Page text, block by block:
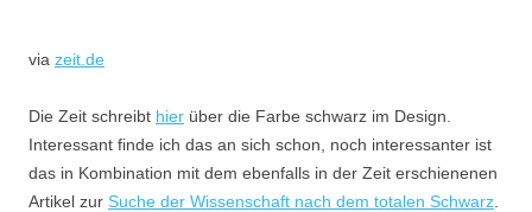
via zeit.de
Die Zeit schreibt hier über die Farbe schwarz im Design.
Interessant finde ich das an sich schon, noch interessanter ist
das in Kombination mit dem ebenfalls in der Zeit erschienenen
Artikel zur Suche der Wissenschaft nach dem totalen Schwarz